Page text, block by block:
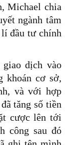
Michael chia
ngành tâm
đầu tư chính
giao dịch vào
khoán cơ sở,
và với hợp
tăng số tiền
cược lên tới
công sau đó